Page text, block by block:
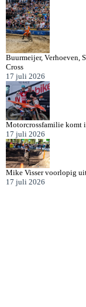
Buurmeijer, Verhoeven,
Cross
17 juli 2026
Motorcrossfamilie komt
17 juli 2026
Mike Visser voorlopig
17 juli 2026